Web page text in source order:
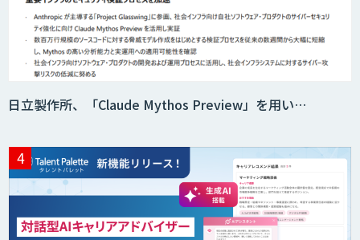
AI価格調査ツールSmapra
secondz Agentsense
Smart Search
日立製作所、「Claude Mythos Preview」を用い…